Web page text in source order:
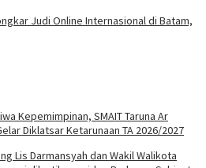
Judi Online Internasional di Batam,
Kepemimpinan, SMAIT Taruna Ar
Diklatsar Ketarunaan TA 2026/2027